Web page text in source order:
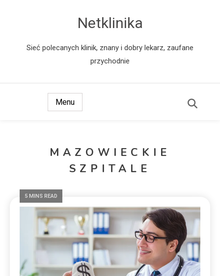
Netklinika
Sieć polecanych klinik, znany i dobry lekarz, zaufane
przychodnie
Menu
MAZOWIECKIE
SZPITALE
5 MINS READ